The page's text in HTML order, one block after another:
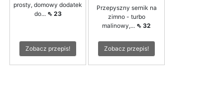
prosty, domowy dodatek
do... ⇖ 23
Zobacz przepis!
Przepyszny sernik na
zimno - turbo
malinowy,... ⇖ 32
Zobacz przepis!